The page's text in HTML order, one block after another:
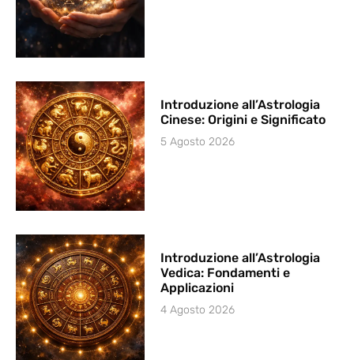
Introduzione all’Astrologia
Cinese: Origini e Significato
5 Agosto 2026
Introduzione all’Astrologia
Vedica: Fondamenti e
Applicazioni
4 Agosto 2026